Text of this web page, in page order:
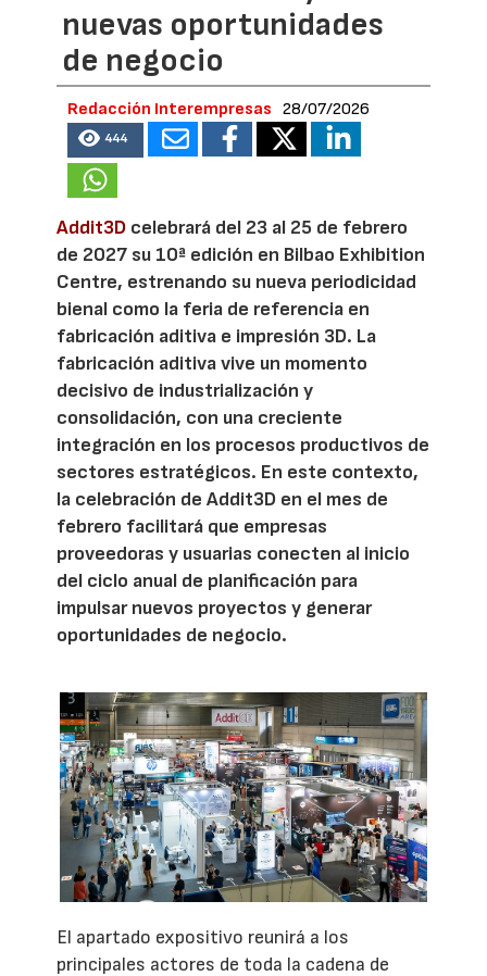
nuevas oportunidades
de negocio
Redacción Interempresas 28/07/2026
444
Addit3D celebrará del 23 al 25 de febrero
de 2027 su 10ª edición en Bilbao Exhibition
Centre, estrenando su nueva periodicidad
bienal como la feria de referencia en
fabricación aditiva e impresión 3D. La
fabricación aditiva vive un momento
decisivo de industrialización y
consolidación, con una creciente
integración en los procesos productivos de
sectores estratégicos. En este contexto,
la celebración de Addit3D en el mes de
febrero facilitará que empresas
proveedoras y usuarias conecten al inicio
del ciclo anual de planificación para
impulsar nuevos proyectos y generar
oportunidades de negocio.
El apartado expositivo reunirá a los
principales actores de toda la cadena de